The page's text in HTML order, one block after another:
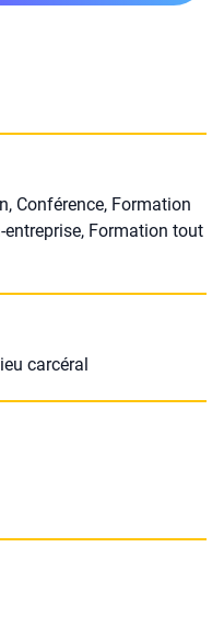
Conférence, Formation
Formation tout
carcéral